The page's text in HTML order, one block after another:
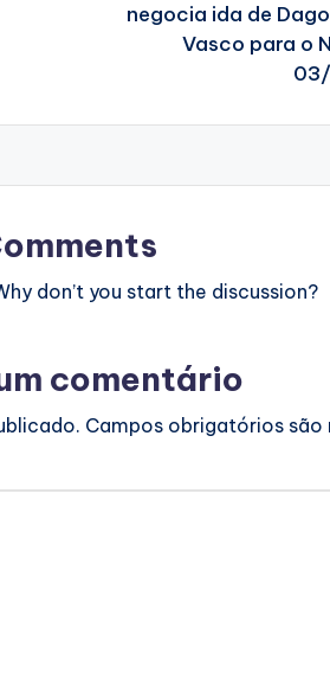
negocia ida de
Vasco para o
don’t you start the discussion?
comentário
Campos obrigatórios são